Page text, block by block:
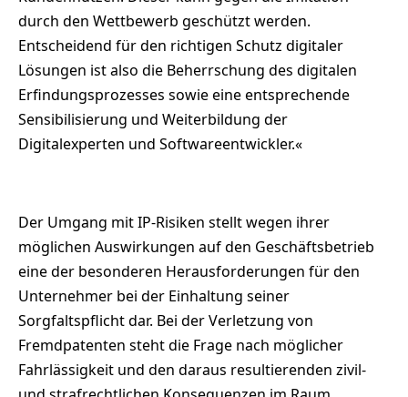
durch den Wettbewerb geschützt werden.
Entscheidend für den richtigen Schutz digitaler
Lösungen ist also die Beherrschung des digitalen
Erfindungsprozesses sowie eine entsprechende
Sensibilisierung und Weiterbildung der
Digitalexperten und Softwareentwickler.«
Der Umgang mit IP-Risiken stellt wegen ihrer
möglichen Auswirkungen auf den Geschäftsbetrieb
eine der besonderen Herausforderungen für den
Unternehmer bei der Einhaltung seiner
Sorgfaltspflicht dar. Bei der Verletzung von
Fremdpatenten steht die Frage nach möglicher
Fahrlässigkeit und den daraus resultierenden zivil-